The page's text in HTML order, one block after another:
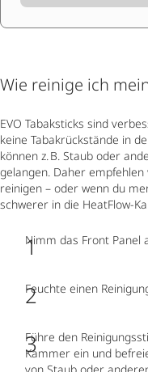
Wie reinige ich
EVO Tabaksticks sind
keine Tabakrückstände in
können z. B. Staub oder
gelangen. Daher
reinigen – oder wenn du
schwerer in die HeatFlow-
Nimm das Front Panel
Feuchte einen
Führe den
Kammer ein und